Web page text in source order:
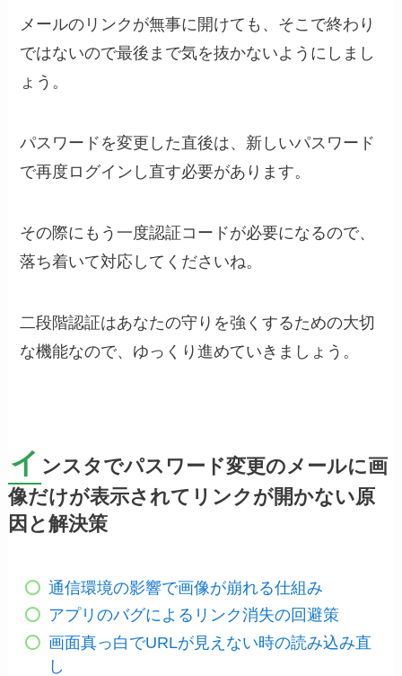
メールのリンクが無事に開けても、そこで終わり
ではないので最後まで気を抜かないようにしまし
ょう。
パスワードを変更した直後は、新しいパスワード
で再度ログインし直す必要があります。
その際にもう一度認証コードが必要になるので、
落ち着いて対応してくださいね。
二段階認証はあなたの守りを強くするための大切
な機能なので、ゆっくり進めていきましょう。
イ ンスタでパスワード変更のメールに画
像だけが表示されてリンクが開かない原
因と解決策
通信環境の影響で画像が崩れる仕組み
アプリのバグによるリンク消失の回避策
画面真っ白でURLが見えない時の読み込み直
し